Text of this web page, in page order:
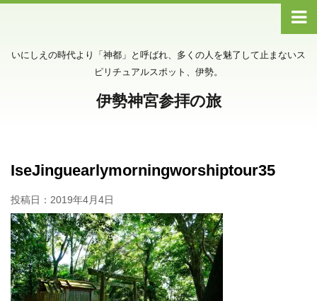
いにしえの時代より「神都」と呼ばれ、多くの人を魅了して止まないス
ピリチュアルスポット、伊勢。
伊勢神宮参拝の旅
IseJinguearlymorningworshiptour35
投稿日： 2019年4月4日